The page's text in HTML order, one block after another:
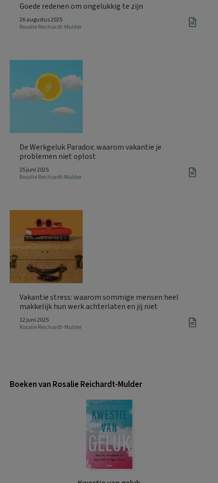
Goede redenen om ongelukkig te zijn
26 augustus 2025
Rosalie Reichardt-Mulder
De Werkgeluk Paradox: waarom vakantie je
problemen niet oplost
25 juni 2025
Rosalie Reichardt-Mulder
Vakantie stress: waarom sommige mensen heel
makkelijk hun werk achterlaten en jij niet
12 juni 2025
Rosalie Reichardt-Mulder
Boeken van Rosalie Reichardt-Mulder